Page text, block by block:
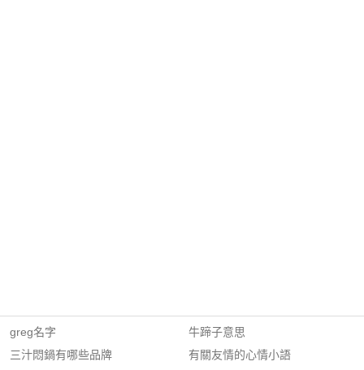
greg名字
三汁悶鍋有哪些品牌
牛蹄子意思
有關友情的心情小語